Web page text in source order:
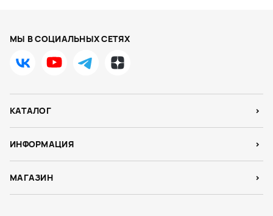
МЫ В СОЦИАЛЬНЫХ СЕТЯХ
КАТАЛОГ
ИНФОРМАЦИЯ
МАГАЗИН